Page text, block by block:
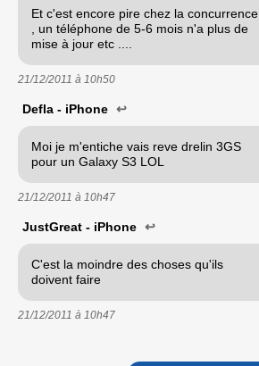
Et c'est encore pire chez la concurrence
, un téléphone de 5-6 mois n'a plus de
mise à jour etc ....
21/12/2011 à 10h50
Defla - iPhone ↩
Moi je m'entiche vais reve drelin 3GS
pour un Galaxy S3 LOL
21/12/2011 à 10h47
JustGreat - iPhone ↩
C'est la moindre des choses qu'ils
doivent faire
21/12/2011 à 10h47